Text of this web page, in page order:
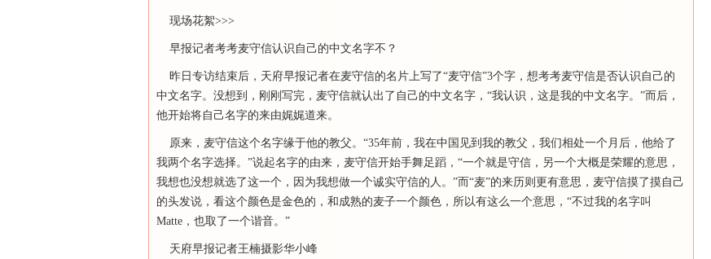
现场花絮>>>
早报记者考考麦守信认识自己的中文名字不？
昨日专访结束后，天府早报记者在麦守信的名片上写了“麦守信”3个字，想考考麦守信是否认识自己的
中文名字。没想到，刚刚写完，麦守信就认出了自己的中文名字，“我认识，这是我的中文名字。”而后，
他开始将自己名字的来由娓娓道来。
原来，麦守信这个名字缘于他的教父。“35年前，我在中国见到我的教父，我们相处一个月后，他给了
我两个名字选择。”说起名字的由来，麦守信开始手舞足蹈，“一个就是守信，另一个大概是荣耀的意思，
我想也没想就选了这一个，因为我想做一个诚实守信的人。”而“麦”的来历则更有意思，麦守信摸了摸自己
的头发说，看这个颜色是金色的，和成熟的麦子一个颜色，所以有这么一个意思，“不过我的名字叫
Matte，也取了一个谐音。”
天府早报记者王楠摄影华小峰